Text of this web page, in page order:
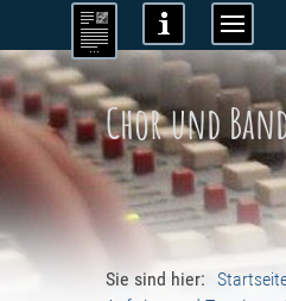
Chor und
Sie sind hier: